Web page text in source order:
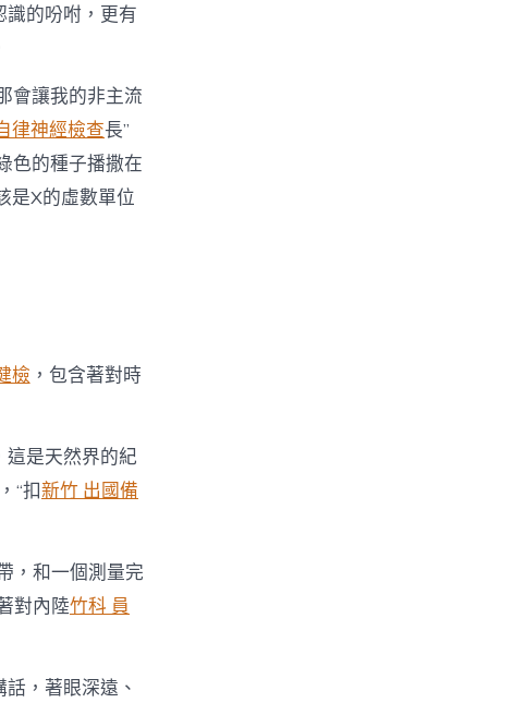
的吩咐，更有
會讓我的非主流
律神經檢查長”
色的種子播撒在
是X的虛數單位
檢 ，包含著對時
是天然界的紀
“扣新竹 出國備
，和一個測量完
對內陸竹科 員
，著眼深遠、